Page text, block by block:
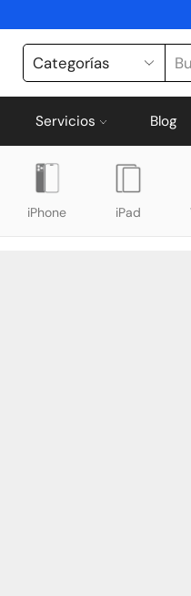
Servicios Blog
iPhone iPad